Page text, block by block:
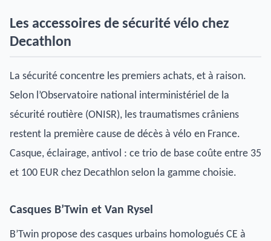
Les accessoires de sécurité vélo chez
Decathlon
La sécurité concentre les premiers achats, et à raison.
Selon l’Observatoire national interministériel de la
sécurité routière (ONISR), les traumatismes crâniens
restent la première cause de décès à vélo en France.
Casque, éclairage, antivol : ce trio de base coûte entre 35
et 100 EUR chez Decathlon selon la gamme choisie.
Casques B’Twin et Van Rysel
B’Twin propose des casques urbains homologués CE à